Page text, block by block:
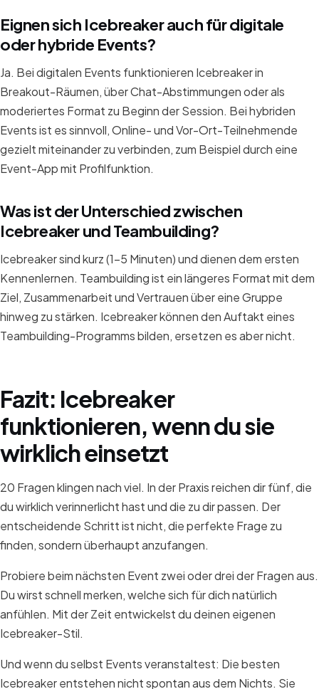
Eignen sich Icebreaker auch für digitale
oder hybride Events?
Ja. Bei digitalen Events funktionieren Icebreaker in
Breakout-Räumen, über Chat-Abstimmungen oder als
moderiertes Format zu Beginn der Session. Bei hybriden
Events ist es sinnvoll, Online- und Vor-Ort-Teilnehmende
gezielt miteinander zu verbinden, zum Beispiel durch eine
Event-App mit Profilfunktion.
Was ist der Unterschied zwischen
Icebreaker und Teambuilding?
Icebreaker sind kurz (1-5 Minuten) und dienen dem ersten
Kennenlernen. Teambuilding ist ein längeres Format mit dem
Ziel, Zusammenarbeit und Vertrauen über eine Gruppe
hinweg zu stärken. Icebreaker können den Auftakt eines
Teambuilding-Programms bilden, ersetzen es aber nicht.
Fazit: Icebreaker
funktionieren, wenn du sie
wirklich einsetzt
20 Fragen klingen nach viel. In der Praxis reichen dir fünf, die
du wirklich verinnerlicht hast und die zu dir passen. Der
entscheidende Schritt ist nicht, die perfekte Frage zu
finden, sondern überhaupt anzufangen.
Probiere beim nächsten Event zwei oder drei der Fragen aus.
Du wirst schnell merken, welche sich für dich natürlich
anfühlen. Mit der Zeit entwickelst du deinen eigenen
Icebreaker-Stil.
Und wenn du selbst Events veranstaltest: Die besten
Icebreaker entstehen nicht spontan aus dem Nichts. Sie